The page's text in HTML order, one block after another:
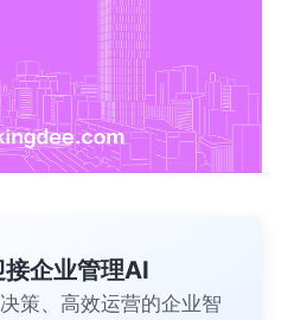
接企业管理AI
策、高效运营的企业智